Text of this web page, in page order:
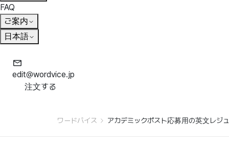
FAQ
ご案内
日本語
edit@wordvice.jp
注文する
ワードバイス アカデミックポスト応募用の英文レジ